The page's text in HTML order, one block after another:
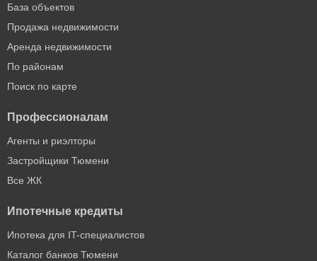
База объектов
Продажа недвижимости
Аренда недвижимости
По районам
Поиск по карте
Профессионалам
Агенты и риэлторы
Застройщики Тюмени
Все ЖК
Ипотечные кредиты
Ипотека для IT-специалистов
Каталог банков Тюмени